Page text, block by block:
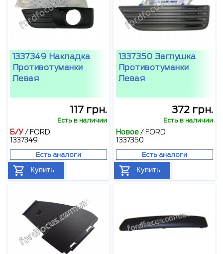
1337349 Накладка
Противотуманки
Левая
117 грн.
Есть в наличии
Б/У/ FORD
1337349
Есть аналоги
Купить
1337350 Заглушка
Противотуманки
Левая
372 грн.
Есть в наличии
Новое/ FORD
1337350
Есть аналоги
Купить